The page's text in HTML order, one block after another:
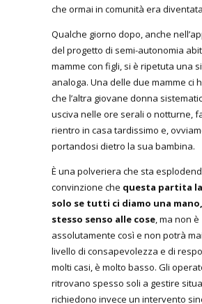
che ormai in comunità era
Qualche giorno dopo, anche
del progetto di semi-autonomia
mamme con figli, si è ripetuta una
analoga. Una delle due mamme ci
che l’altra giovane donna
usciva nelle ore serali o notturne,
rientro in casa tardissimo e,
portandosi dietro la sua bambina.
È una polveriera che sta
convinzione che questa partita
solo se tutti ci diamo una
stesso senso alle cose, ma non è
assolutamente così e non potrà
livello di consapevolezza e di
molti casi, è molto basso. Gli
ritrovano spesso soli a gestire
richiedono invece un intervento